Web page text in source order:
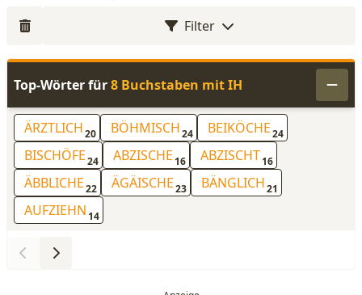
Filter
Top-Wörter für8 Buchstaben mit IH
ÄRZTLICH20 BÖHMISCH24 BEIKÖCHE24
BISCHÖFE24 ABZISCHE 16 ABZISCHT16
ÄBBLICHE22 ÄGÄISCHE23 BÄNGLICH21
AUFZIEHN 14